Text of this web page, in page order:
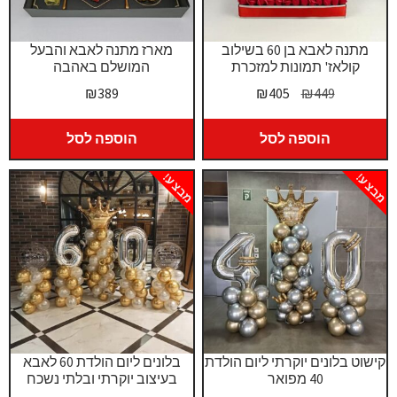
מארז מתנה לאבא והבעל
המושלם באהבה
₪389
הוספה לסל
מתנה לאבא בן 60 בשילוב
קולאז' תמונות למזכרת
₪449
המחיר
המקורי
היה:
₪449.
₪405
הנוכחי
₪405.
הוספה לסל
בלונים ליום הולדת 60 לאבא
בעיצוב יוקרתי ובלתי נשכח
מבצע!
קישוט בלונים יוקרתי ליום הולדת
40 מפואר
מבצע!